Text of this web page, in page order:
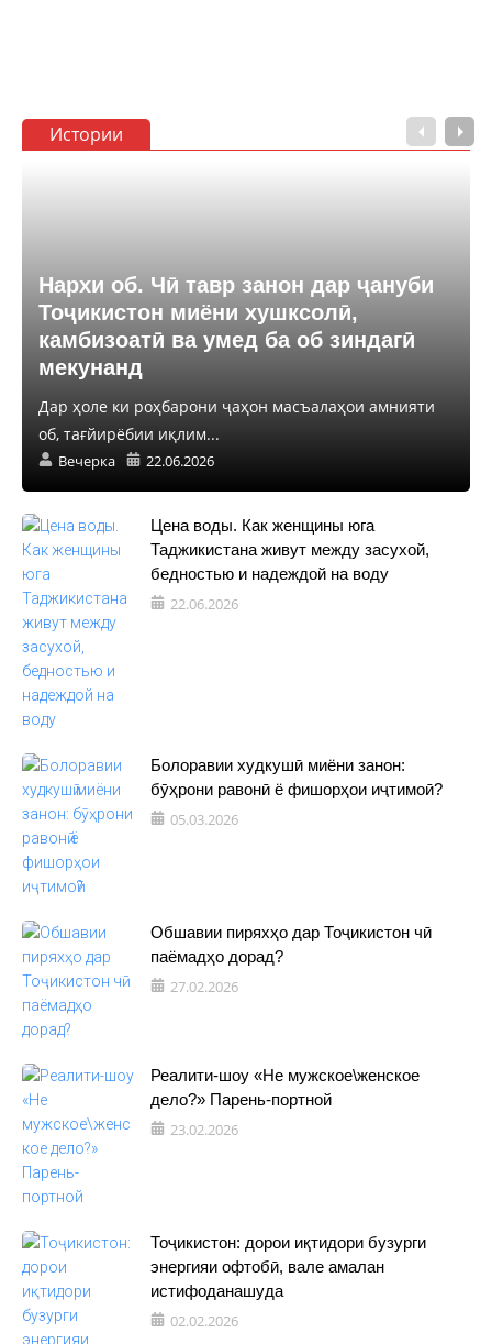
Истории
Нархи об. Чӣ тавр занон дар ҷануби
Тоҷикистон миёни хушксолӣ,
камбизоатӣ ва умед ба об зиндагӣ
мекунанд
Дар ҳоле ки роҳбарони ҷаҳон масъалаҳои амнияти
об, тағйирёбии иқлим...
Вечерка 22.06.2026
Цена воды. Как женщины юга
Таджикистана живут между засухой,
бедностью и надеждой на воду
22.06.2026
Болоравии худкушӣ миёни занон:
бӯҳрони равонӣ ё фишорҳои иҷтимоӣ?
05.03.2026
Обшавии пиряхҳо дар Тоҷикистон чӣ
паёмадҳо дорад?
27.02.2026
Реалити-шоу «Не мужское\женское
дело?» Парень-портной
23.02.2026
Тоҷикистон: дорои иқтидори бузурги
энергияи офтобӣ, вале амалан
истифоданашуда
02.02.2026